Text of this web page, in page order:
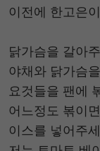
이전에 한고은
닭가슴을 갈아
야채와 닭가슴
요것들을 팬에
어느정도 볶이
이스를 넣어주